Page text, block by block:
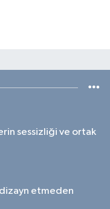
sessizliği ve ortak
etmeden